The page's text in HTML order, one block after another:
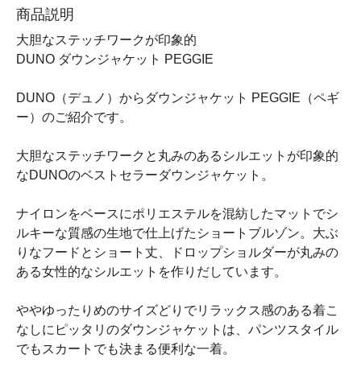
商品説明
大胆なステッチワークが印象的
DUNO ダウンジャケット PEGGIE
DUNO（デュノ）からダウンジャケット PEGGIE（ペギ
ー）のご紹介です。
大胆なステッチワークと丸みのあるシルエットが印象的
なDUNOのベストセラーダウンジャケット。
ナイロンをベースにポリエステルを混紡したマットでシ
ルキーな質感の生地で仕上げたショートブルゾン。大ぶ
りなフードとショート丈、ドロップショルダーが丸みの
ある女性的なシルエットを作りだしています。
ややゆったりめのサイズどりでリラックス感のある着こ
なしにピッタリのダウンジャケットは、パンツスタイル
でもスカートでも決まる便利な一着。